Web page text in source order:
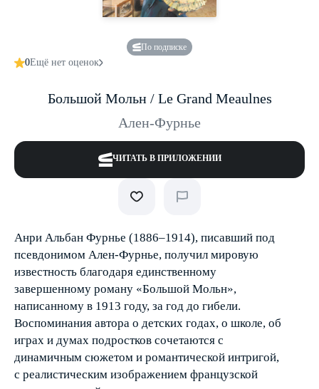
По подписке
0Ещё нет оценок
Большой Мольн / Le Grand Meaulnes
Ален-Фурнье
ЧИТАТЬ В ПРИЛОЖЕНИИ
Анри Альбан Фурнье (1886–1914), писавший под
псевдонимом Ален-Фурнье, получил мировую
известность благодаря единственному
завершенному роману «Большой Мольн»,
написанному в 1913 году, за год до гибели.
Воспоминания автора о детских годах, о школе, об
играх и думах подростков сочетаются с
динамичным сюжетом и романтической интригой,
с реалистическим изображением французской